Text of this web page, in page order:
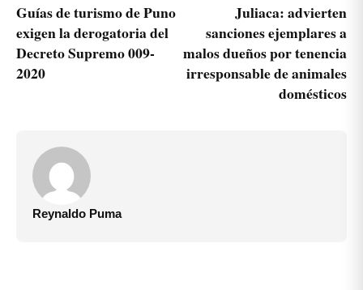
Guías de turismo de Puno
exigen la derogatoria del
Decreto Supremo 009-
2020
Juliaca: advierten
sanciones ejemplares a
malos dueños por tenencia
irresponsable de animales
domésticos
Reynaldo Puma